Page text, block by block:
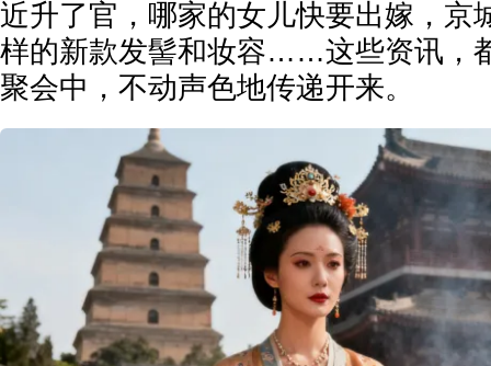
近升了官，哪家的女儿快要出嫁，京
样的新款发髻和妆容……这些资讯，
聚会中，不动声色地传递开来。